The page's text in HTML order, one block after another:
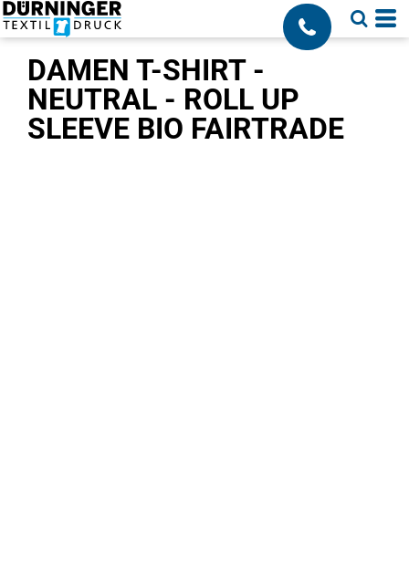
;
DAMEN T-SHIRT -
NEUTRAL - ROLL UP
SLEEVE BIO FAIRTRADE